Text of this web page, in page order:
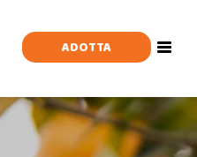
ADOTTA
cercando?